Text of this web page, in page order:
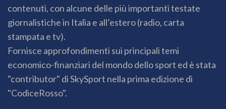
contenuti, con alcune delle più importanti testate
giornalistiche in Italia e all’estero (radio, carta
stampata e tv).
Fornisce approfondimenti sui principali temi
economico-finanziari del mondo dello sport ed è stata
"contributor" di SkySport nella prima edizione di
"CodiceRosso".